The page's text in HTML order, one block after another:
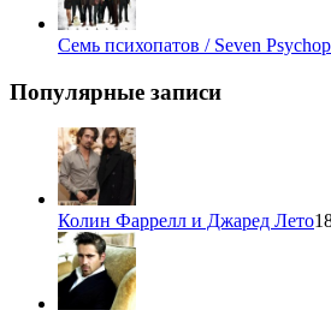
Семь психопатов / Seven
Популярные записи
Колин Фаррелл и Джаред Лето